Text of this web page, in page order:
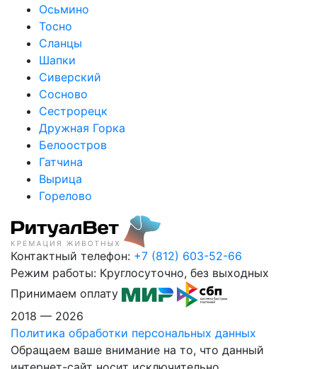
Осьмино
Тосно
Сланцы
Шапки
Сиверский
Сосново
Сестрорецк
Дружная Горка
Белоостров
Гатчина
Вырица
Горелово
Контактный телефон: +7 (812) 603-52-66
Режим работы: Круглосуточно, без выходных
Принимаем оплату
2018 — 2026
Политика обработки персональных данных
Обращаем ваше внимание на то, что данный